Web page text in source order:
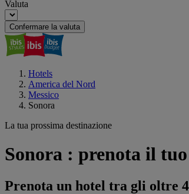
Valuta
Confermare la valuta
Hotels
America del Nord
Messico
Sonora
La tua prossima destinazione
Sonora : prenota il
Prenota un hotel tra gli oltre